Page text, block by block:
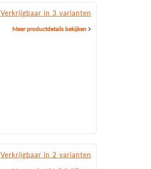
Verkrijgbaar in 3 varianten
Meer productdetails bekijken
Verkrijgbaar in 2 varianten